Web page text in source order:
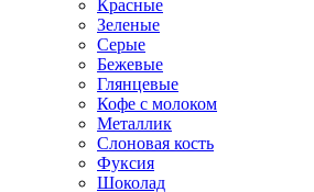
Красные
Зеленые
Серые
Бежевые
Глянцевые
Кофе с молоком
Металлик
Слоновая кость
Фуксия
Шоколад